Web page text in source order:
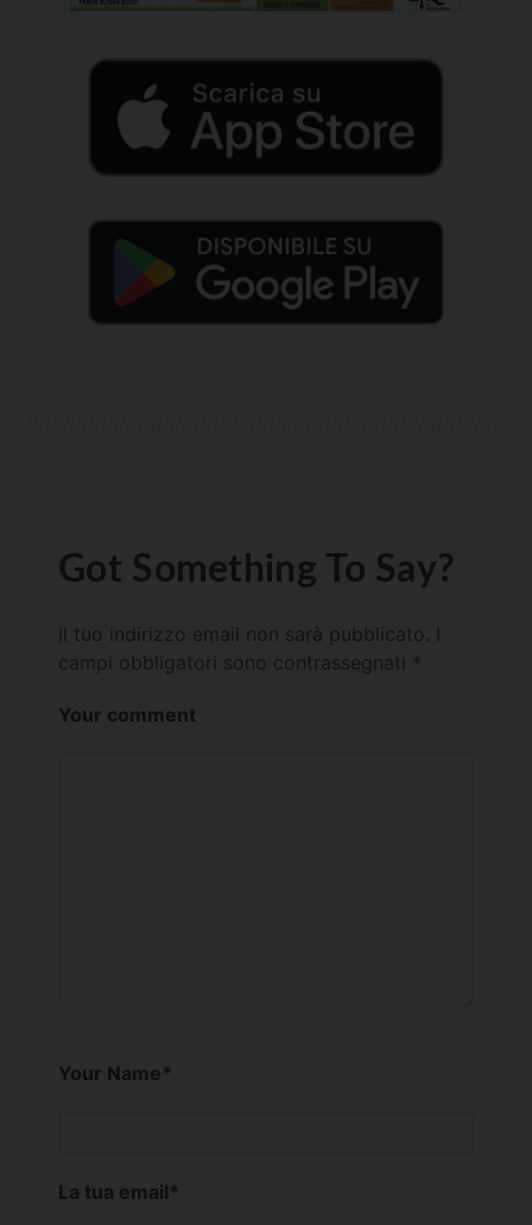
Got Something To Say?
Il tuo indirizzo email non sarà pubblicato.
campi obbligatori sono contrassegnati *
Your comment
Your Name*
La tua email*